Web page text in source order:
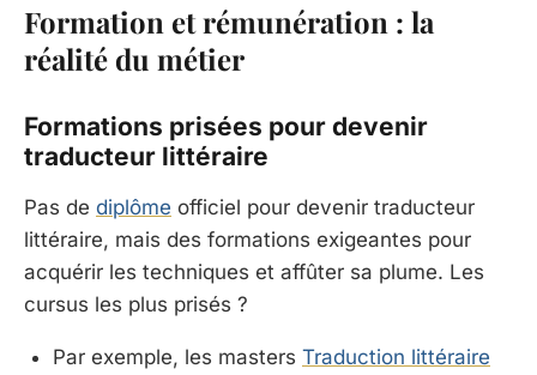
Formation et rémunération : la
réalité du métier
Formations prisées pour devenir
traducteur littéraire
Pas de diplôme officiel pour devenir traducteur
littéraire, mais des formations exigeantes pour
acquérir les techniques et affûter sa plume. Les
cursus les plus prisés ?
Par exemple, les masters Traduction littéraire